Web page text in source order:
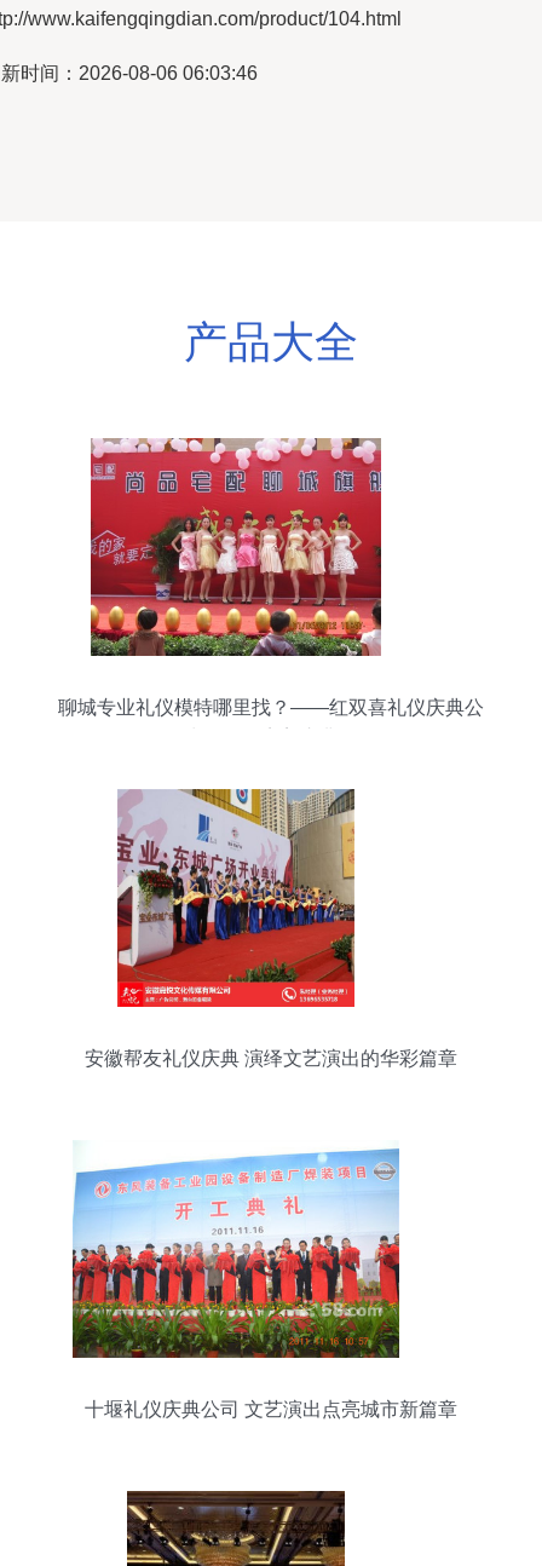
www.kaifengqingdian.com/product/104.html
时间：2026-08-06 06:03:46
产品大全
聊城专业礼仪模特哪里找？——红双喜礼仪庆典公
安徽帮友礼仪庆典 演绎文艺演出的华彩篇章
十堰礼仪庆典公司 文艺演出点亮城市新篇章